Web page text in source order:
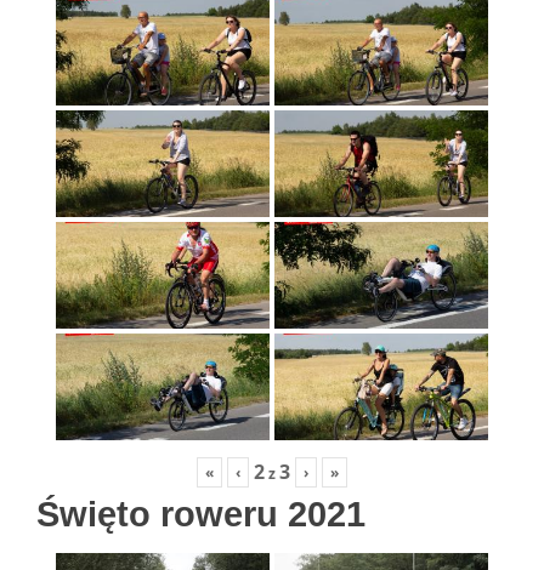
« ‹ 2z3 › »
Święto roweru 2021